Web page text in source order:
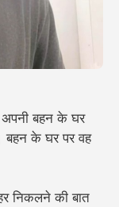
अपनी बहन के घर
बहन के घर पर वह
निकलने की बात